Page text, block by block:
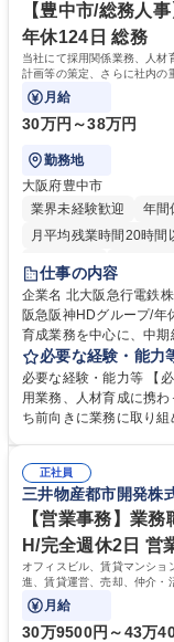
「未来の日常」の創造
す。 学歴・資格 学歴
【豊中市/総務人
年休124日 総務
当社にて採用関係業務、人材
計画等の策定、さらに社内の
般を担当していただきます。
月給
30万円～38万円
勤務地
大阪府豊中市
業界未経験歓迎
年間
月平均残業時間20時間
退職金あり
土日祝休み
服装自由
仕事の内容
企業名 北大阪急行電鉄株式会社 求人名 【豊中市/総務人
阪急阪神HDグループ/年休124日 仕事の内容 当社にて
育成業務を中心に、中
定、さらに社内の重要
務全般を担当していただきます。 【主な業務内容】
人材育成(社員研修)業務
投資計画等の策定 ■社内
務人事】経験者歓迎！/
必要な経験・能力
必要な経験・能力等 【
用業務、人材育成に携わったことのある方
ち前向きに業務に取り
囲のメンバーと協調しつ
歴・資格 学歴：大学院
正社員
三井物産都市開発株
【営業事務】業
H/完全週休2日 営
オフィスビル、賃貸マンショ
進、賃貸運営、売却、仲介・
ます。
月給
30万9500円～43万